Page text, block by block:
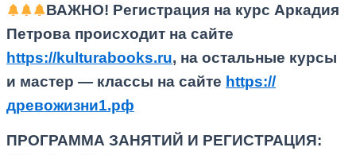
ВАЖНО! Регистрация на курс Аркадия
Петрова происходит на сайте
https://kulturabooks.ru, на остальные курсы
и мастер — классы на сайте https://
древожизни1.рф
ПРОГРАММА ЗАНЯТИЙ И РЕГИСТРАЦИЯ: